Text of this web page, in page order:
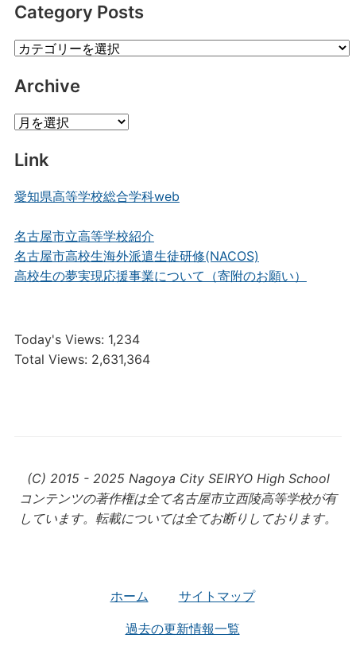
Category Posts
Category
Archive
Archive
Link
愛知県高等学校総合学科web
名古屋市立高等学校紹介
名古屋市高校生海外派遣生徒研修(NACOS)
高校生の夢実現応援事業について（寄附のお願い）
Today's Views: 1,234
Total Views: 2,631,364
(C) 2015 - 2025 Nagoya City SEIRYO High School
コンテンツの著作権は全て名古屋市立西陵高等学校が有
しています。転載については全てお断りしております。
ホーム サイトマップ
過去の更新情報一覧